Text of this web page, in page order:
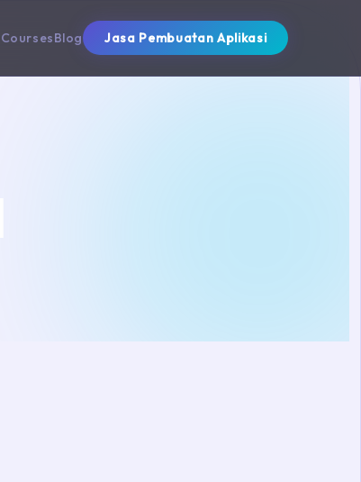
CoursesBlog Jasa Pembuatan Aplikasi